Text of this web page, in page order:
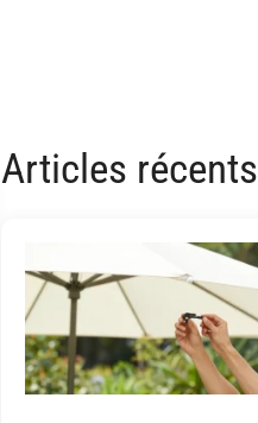
Articles récents